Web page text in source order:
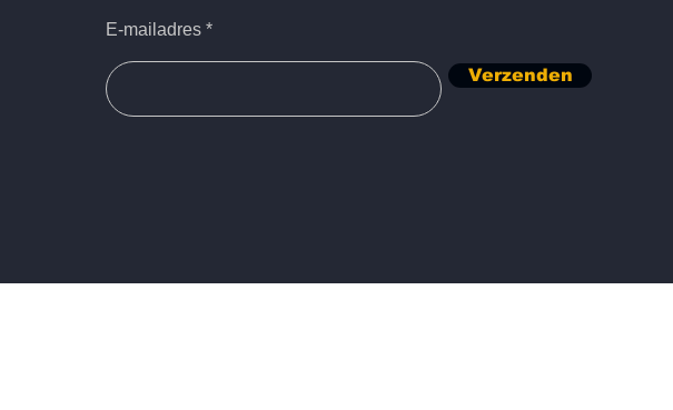
E-mailadres
Verzenden